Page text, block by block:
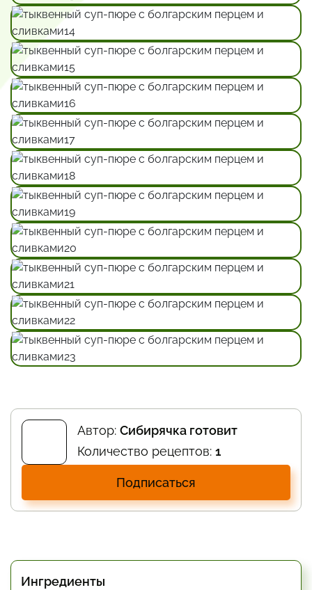
Автор: Сибирячка готовит
Количество рецептов: 1
Подписаться
Ингредиенты